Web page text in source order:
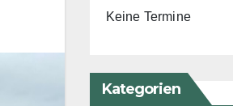
Keine Termine
Kategorien